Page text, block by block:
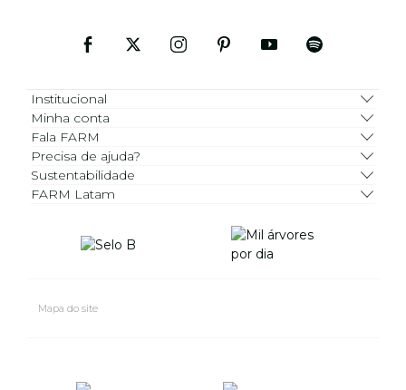
Institucional
Minha conta
Fala FARM
Precisa de ajuda?
Sustentabilidade
FARM Latam
Mapa do site